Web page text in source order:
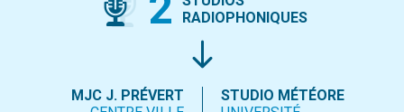
RADIOPHONIQUES
MJC J. PRÉVERT
STUDIO MÉTÉORE